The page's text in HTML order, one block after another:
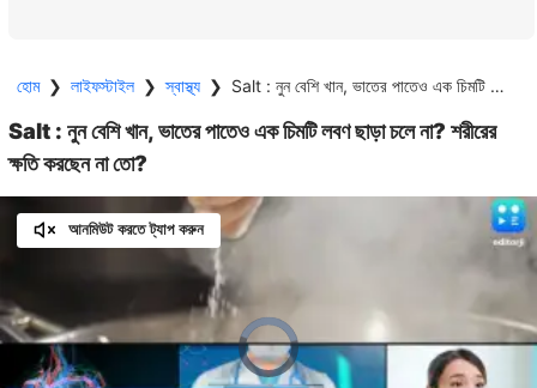
হোম ❯ লাইফস্টাইল ❯ স্বাস্থ্য ❯ Salt : নুন বেশি খান, ভাতের পাতেও এক চিমটি লবণ ছাড়া চলে না? শরীরের ক্ষতি করছেন না তো?
Salt : নুন বেশি খান, ভাতের পাতেও এক চিমটি লবণ ছাড়া চলে না? শরীরের
ক্ষতি করছেন না তো?
আনমিউট করতে ট্যাপ করুন
Video
Player
is
loading.